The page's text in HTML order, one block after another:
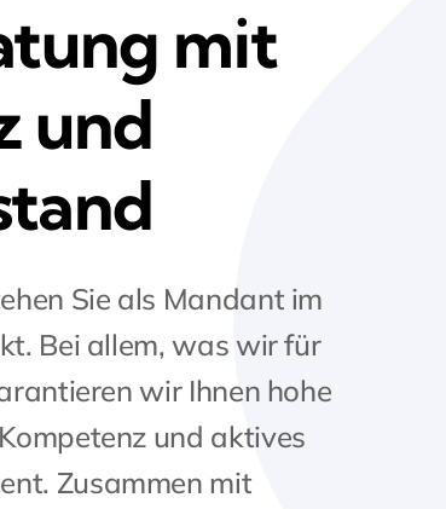
mit
und
Sie als Mandant im
Bei allem, was wir für
wir Ihnen hohe
und aktives
Zusammen mit